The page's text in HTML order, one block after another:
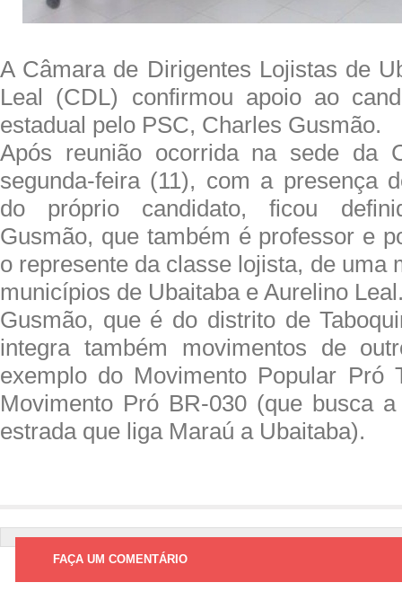
A Câmara de Dirigentes Lojistas de
Leal (CDL) confirmou apoio ao
estadual pelo PSC, Charles Gusmão.
Após reunião ocorrida na sede da
segunda-feira (11), com a presença
do próprio candidato, ficou
Gusmão, que também é professor e
o represente da classe lojista, de uma
municípios de Ubaitaba e Aurelino
Gusmão, que é do distrito de
integra também movimentos de
exemplo do Movimento Popular Pró
Movimento Pró BR-030 (que busca
estrada que liga Maraú a Ubaitaba).
FAÇA UM COMENTÁRIO